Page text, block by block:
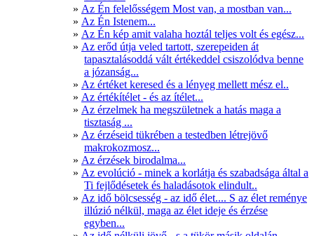
Az Én felelősségem Most van, a mostban van...
Az Én Istenem...
Az Én kép amit valaha hoztál teljes volt és egész...
Az erőd útja veled tartott, szerepeiden át
tapasztalásoddá vált értékeddel csiszolódva benne
a józanság...
Az értéket keresed és a lényeg mellett mész el..
Az értékítélet - és az ítélet...
Az érzelmek ha megszületnek a hatás maga a
tisztaság ...
Az érzéseid tükrében a testedben létrejövő
makrokozmosz...
Az érzések birodalma...
Az evolúció - minek a korlátja és szabadsága által a
Ti fejlődésetek és haladásotok elindult..
Az idő bölcsesség - az idő élet.... S az élet reménye
illúzió nélkül, maga az élet ideje és érzése
egyben...